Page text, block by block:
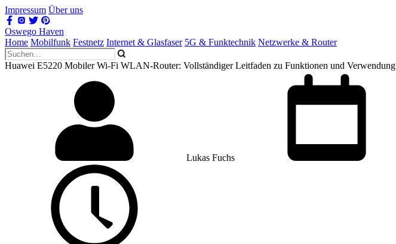
Impressum Über uns
Oswego Haven
Home Mobilfunk Festnetz Internet & Glasfaser 5G & Funktechnik Netzwerke & Router
Huawei E5220 Mobiler Wi-Fi WLAN-Router: Vollständiger Leitfaden zu Funktionen und Verwendung
Lukas Fuchs